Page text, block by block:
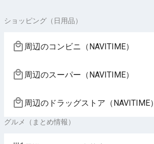
ショッピング（日用品）
周辺のコンビニ（NAVITIME）
周辺のスーパー（NAVITIME）
周辺のドラッグストア（NAVITIME）
グルメ（まとめ情報）